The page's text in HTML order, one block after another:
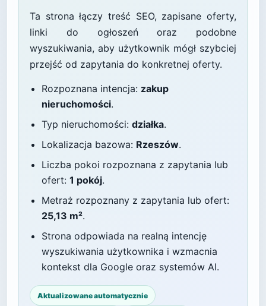
Ta strona łączy treść SEO, zapisane oferty,
linki do ogłoszeń oraz podobne
wyszukiwania, aby użytkownik mógł szybciej
przejść od zapytania do konkretnej oferty.
Rozpoznana intencja: zakup
nieruchomości.
Typ nieruchomości: działka.
Lokalizacja bazowa: Rzeszów.
Liczba pokoi rozpoznana z zapytania lub
ofert: 1 pokój.
Metraż rozpoznany z zapytania lub ofert:
25,13 m².
Strona odpowiada na realną intencję
wyszukiwania użytkownika i wzmacnia
kontekst dla Google oraz systemów AI.
Aktualizowane automatycznie